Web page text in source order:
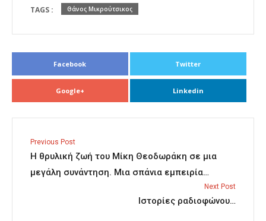
TAGS : Θάνος Μικρούτσικος
Facebook Twitter
Google+ Linkedin
Previous Post
H θρυλική ζωή του Μίκη Θεοδωράκη σε μια
μεγάλη συνάντηση. Μια σπάνια εμπειρία…
Next Post
Ιστορίες ραδιοφώνου…